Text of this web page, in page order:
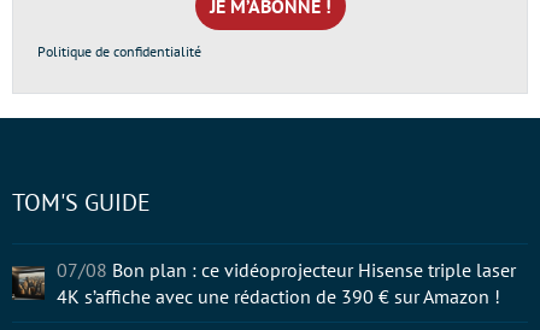
*
Politique de confidentialité
TOM'S GUIDE
07/08 Bon plan : ce vidéoprojecteur Hisense triple laser
4K s’affiche avec une rédaction de 390 € sur Amazon !